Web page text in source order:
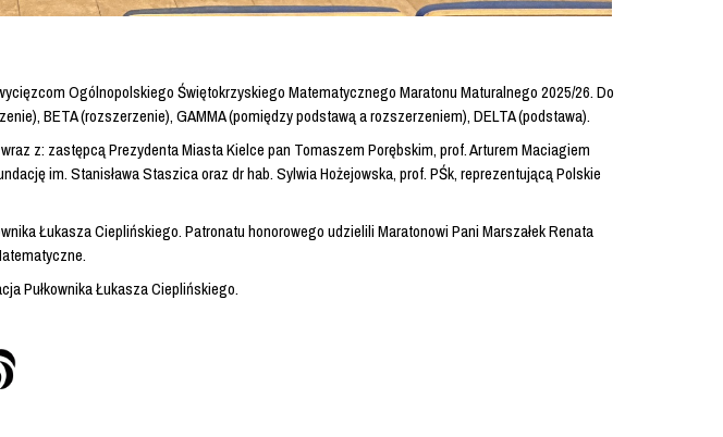
Ogólnopolskiego Świętokrzyskiego Matematycznego Maratonu Maturalnego 2025/26. Do
BETA (rozszerzenie), GAMMA (pomiędzy podstawą a rozszerzeniem), DELTA (podstawa).
z: zastępcą Prezydenta Miasta Kielce pan Tomaszem Porębskim, prof. Arturem Maciagiem
im. Stanisława Staszica oraz dr hab. Sylwia Hożejowska, prof. PŚk, reprezentującą Polskie
Łukasza Cieplińskiego. Patronatu honorowego udzielili Maratonowi Pani Marszałek Renata
Pułkownika Łukasza Cieplińskiego.